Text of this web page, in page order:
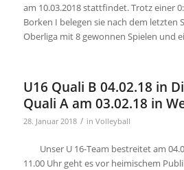
am 10.03.2018 stattfindet. Trotz einer
Borken I belegen sie nach dem letzten
Oberliga mit 8 gewonnen Spielen und
U16 Quali B 04.02.18 in
Quali A am 03.02.18 in
28. Januar 2018 / in Volleyball
Unser U 16-Team bestreitet am
11.00 Uhr geht es vor heimischem